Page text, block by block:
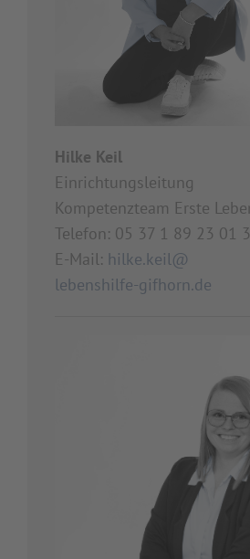
Hilke Keil
Einrichtungsleitung
Kompetenzteam Erste
Telefon: 05 37 1 89 23 01 3
E-Mail: hilke.keil@
lebenshilfe-gifhorn.de